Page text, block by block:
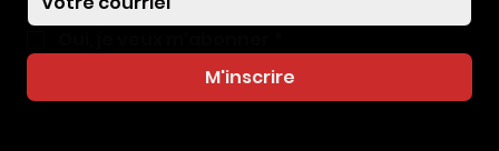
M'inscrire